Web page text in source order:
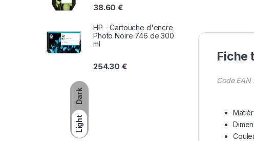
Dark
Light
Fiche
Code
38.60€
HP - Cartouche d'encre
Photo Noire 746 de 300
ml
254.30€